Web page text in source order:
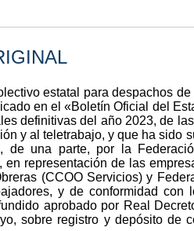
estatal para despachos
en el «Boletín Oficial del
definitivas del año 2023, de
y al teletrabajo, y que ha sido
una parte, por la
representación de las
(CCOO Servicios) y
y de conformidad con
aprobado por Real
sobre registro y depósito de